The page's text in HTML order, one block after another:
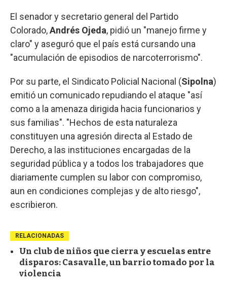
El senador y secretario general del Partido
Colorado,Andrés Ojeda, pidió un "manejo firme y
claro" y aseguró que el país está cursando una
"acumulación de episodios de narcoterrorismo".
Por su parte, el Sindicato Policial Nacional (Sipolna)
emitió un comunicado repudiando el ataque "así
como a la amenaza dirigida hacia funcionarios y
sus familias". "Hechos de esta naturaleza
constituyen una agresión directa al Estado de
Derecho, a las instituciones encargadas de la
seguridad pública y a todos los trabajadores que
diariamente cumplen su labor con compromiso,
aun en condiciones complejas y de alto riesgo",
escribieron.
RELACIONADAS
Un club de niños que cierra y escuelas entre
disparos: Casavalle, un barrio tomado por la
violencia